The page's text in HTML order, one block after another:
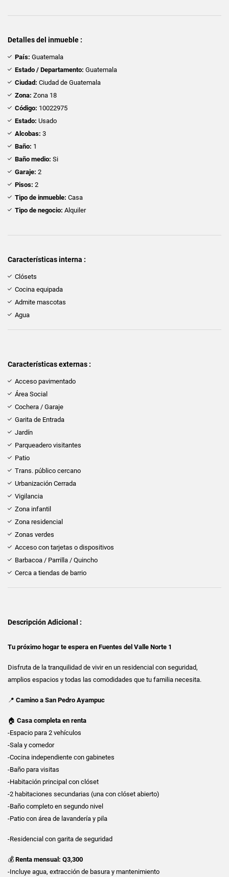
Detalles del inmueble :
País: Guatemala
Estado / Departamento: Guatemala
Ciudad: Ciudad de Guatemala
Zona: Zona 18
Código: 10022975
Estado: Usado
Alcobas: 3
Baño: 1
Baño medio: Si
Garaje: 2
Pisos: 2
Tipo de inmueble: Casa
Tipo de negocio: Alquiler
Características interna :
Clósets
Cocina equipada
Admite mascotas
Agua
Características externas :
Acceso pavimentado
Área Social
Cochera / Garaje
Garita de Entrada
Jardín
Parqueadero visitantes
Patio
Trans. público cercano
Urbanización Cerrada
Vigilancia
Zona infantil
Zona residencial
Zonas verdes
Acceso con tarjetas o dispositivos
Barbacoa / Parrilla / Quincho
Cerca a tiendas de barrio
Descripción Adicional :
Tu próximo hogar te espera en Fuentes del Valle Norte 1
Disfruta de la tranquilidad de vivir en un residencial con seguridad,
amplios espacios y todas las comodidades que tu familia necesita.
📍 Camino a San Pedro Ayampuc
🏠 Casa completa en renta
-Espacio para 2 vehículos
-Sala y comedor
-Cocina independiente con gabinetes
-Baño para visitas
-Habitación principal con clóset
-2 habitaciones secundarias (una con clóset abierto)
-Baño completo en segundo nivel
-Patio con área de lavandería y pila
-Residencial con garita de seguridad
💰 Renta mensual: Q3,300
-Incluye agua, extracción de basura y mantenimiento